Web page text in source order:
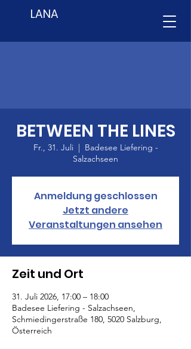
LANA
BETWEEN THE LINES
Fr., 31. Juli
  |
Badesee Liefering -
Salzachseen
Anmeldung geschlossen
Jetzt andere
Veranstaltungen ansehen
Zeit und Ort
31. Juli 2026, 17:00 – 18:00
Badesee Liefering - Salzachseen,
Schmiedingerstraße 180, 5020 Salzburg,
Österreich